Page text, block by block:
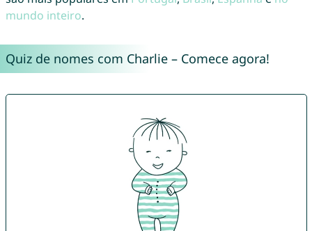
mundo inteiro.
Quiz de nomes com Charlie – Comece agora!